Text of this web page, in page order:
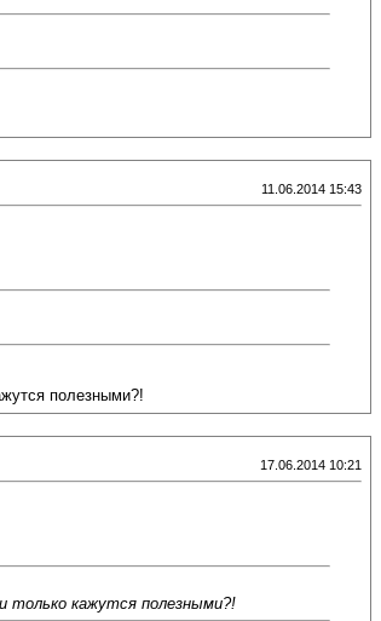
11.06.2014 15:43
полезными?!
17.06.2014 10:21
только кажутся полезными?!